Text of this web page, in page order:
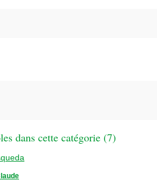
dans cette catégorie (7)